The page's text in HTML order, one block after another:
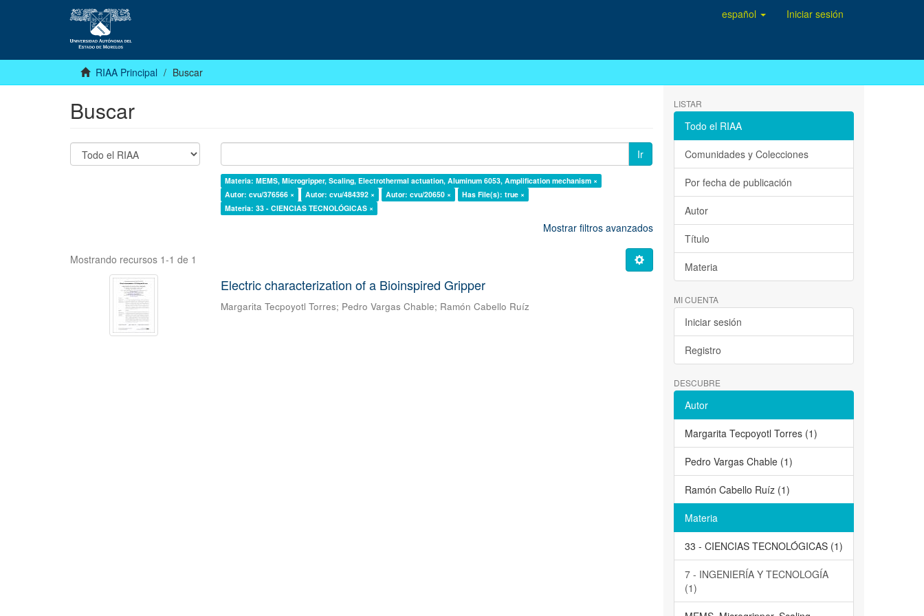
español Iniciar sesión
RIAA Principal Buscar
Buscar
Ir
Materia: MEMS, Microgripper, Scaling, Electrothermal actuation, Aluminum 6053, Amplification mechanism ×
Autor: cvu/376566 ×
Autor: cvu/484392 × Autor: cvu/20650 ×
Has File(s): true ×
Materia: 33 - CIENCIAS TECNOLÓGICAS ×
Mostrar filtros avanzados
Mostrando recursos 1-1 de 1
Electric characterization of a Bioinspired Gripper
Margarita Tecpoyotl Torres; Pedro Vargas Chable; Ramón Cabello Ruíz
LISTAR
Todo el RIAA
Comunidades y Colecciones
Por fecha de publicación
Autor
Título
Materia
MI CUENTA
Iniciar sesión
Registro
DESCUBRE
Autor
Margarita Tecpoyotl Torres (1)
Pedro Vargas Chable (1)
Ramón Cabello Ruíz (1)
Materia
33 - CIENCIAS TECNOLÓGICAS (1)
7 - INGENIERÍA Y TECNOLOGÍA
(1)